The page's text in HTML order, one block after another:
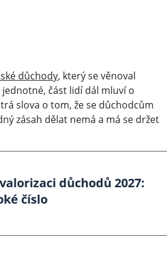
důchody, který se věnoval
část lidí dál mluví o
slova o tom, že se důchodcům
zásah dělat nemá a má se držet
důchodů 2027:
číslo